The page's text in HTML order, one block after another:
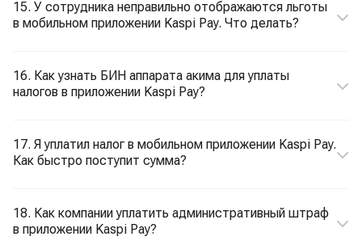
15. У сотрудника неправильно отображаются льготы
в мобильном приложении Kaspi Pay. Что делать?
16. Как узнать БИН аппарата акима для уплаты
налогов в приложении Kaspi Pay?
17. Я уплатил налог в мобильном приложении Kaspi Pay.
Как быстро поступит сумма?
18. Как компании уплатить административный штраф
в приложении Kaspi Pay?